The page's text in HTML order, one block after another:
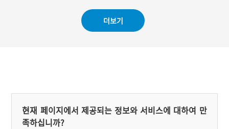
이후에는 거제시 및 거제문
화예술회관 등에서 연행된
다. 통영오광대의 영향을 받
#거제 향토음식
더보기
현재 페이지에서 제공되는 정보와 서비스에 대하여 만
족하십니까?